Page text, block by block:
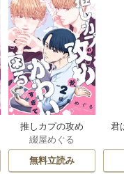
推しカプの攻め
が、かわいすぎて
困る
綴屋めぐる
無料立読み
君